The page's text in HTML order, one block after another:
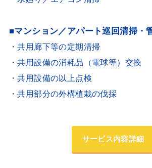
■マンション／アパート巡回清掃・
・共用廊下等の定期清掃
・共用設備の消耗品（電球等）交換
・共用設備の以上点検
・共用部分の外構植栽の伐採
サービス内容詳細